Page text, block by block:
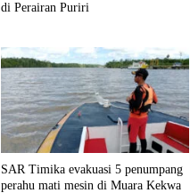
di Perairan Puriri
SAR Timika evakuasi 5 penumpang
perahu mati mesin di Muara Kekwa